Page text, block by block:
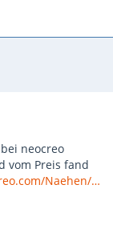
neocreo
vom Preis fand
Naehen/…